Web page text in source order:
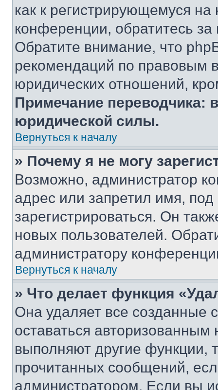
как к регистрирующемуся
конференции, обратитесь
Обратите внимание, что
рекомендаций по правовым
юридических отношений,
Примечание переводчика:
юридической силы.
Вернуться к началу
» Почему я не могу
Возможно, администратор
адрес или запретил имя,
зарегистрироваться. Он
новых пользователей.
администратору
Вернуться к началу
» Что делает функция
Она удаляет все созданные
оставаться
выполняют другие функции,
прочитанных сообщений,
администратором. Если вы